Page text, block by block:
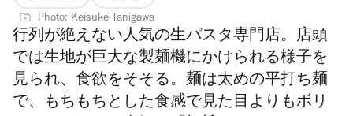
Photo: Keisuke Tanigawa
行列が絶えない人気の生パスタ専門店。店頭
では生地が巨大な製麺機にかけられる様子を
見られ、食欲をそそる 。麺は太めの平打ち麺
で、もちもちとした食感で見た目よりもボリ